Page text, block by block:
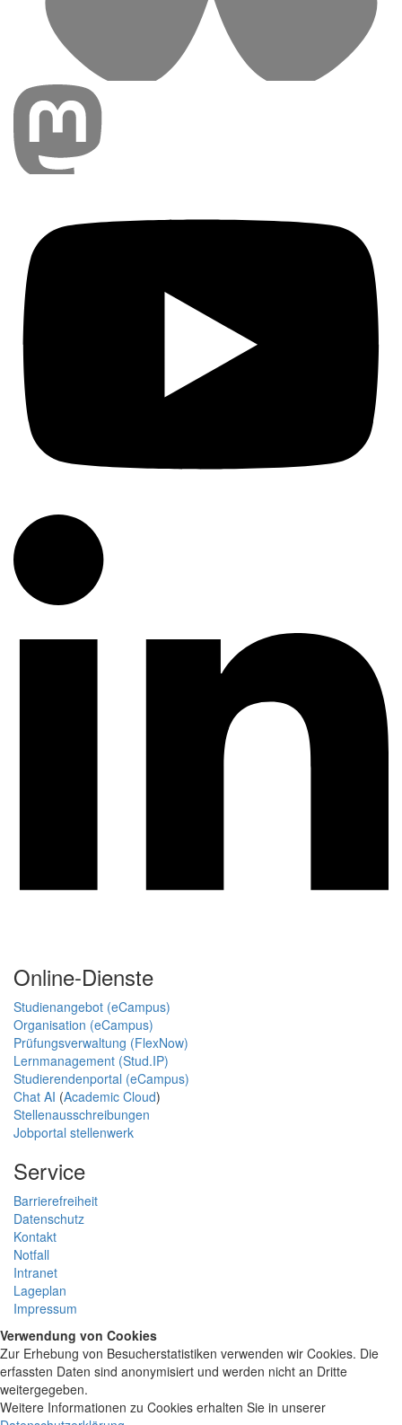
Online-Dienste
Studienangebot (eCampus)
Organisation (eCampus)
Prüfungsverwaltung (FlexNow)
Lernmanagement (Stud.IP)
Studierendenportal (eCampus)
Chat AI (Academic Cloud)
Stellenausschreibungen
Jobportal stellenwerk
Service
Barrierefreiheit
Datenschutz
Kontakt
Notfall
Intranet
Lageplan
Impressum
Verwendung von Cookies
Zur Erhebung von Besucherstatistiken verwenden wir Cookies. Die
erfassten Daten sind anonymisiert und werden nicht an Dritte
weitergegeben.
Weitere Informationen zu Cookies erhalten Sie in unserer